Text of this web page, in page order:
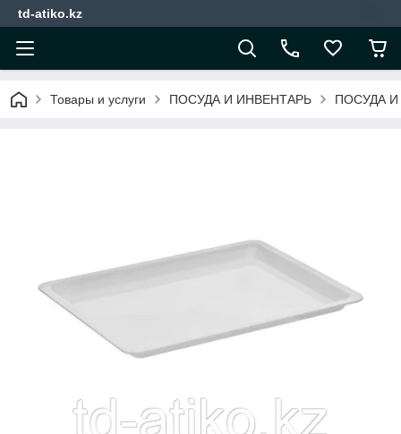
td-atiko.kz
Товары и услуги ПОСУДА И ИНВЕНТАРЬ ПОСУДА